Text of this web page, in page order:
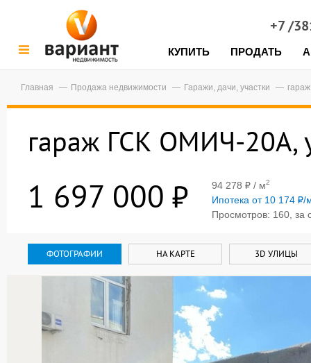
+7 /
КУПИТЬ ПРОДАТЬ
Главная Продажа недвижимости Гаражи, дачи, участки
гараж ГСК ОМИЧ-20А,
1 697 000 94 278 / м2
Ипотека от 10 174
/
Просмотров: 160, за
ФОТОГРАФИИ НА КАРТЕ 3D УЛИЦЫ